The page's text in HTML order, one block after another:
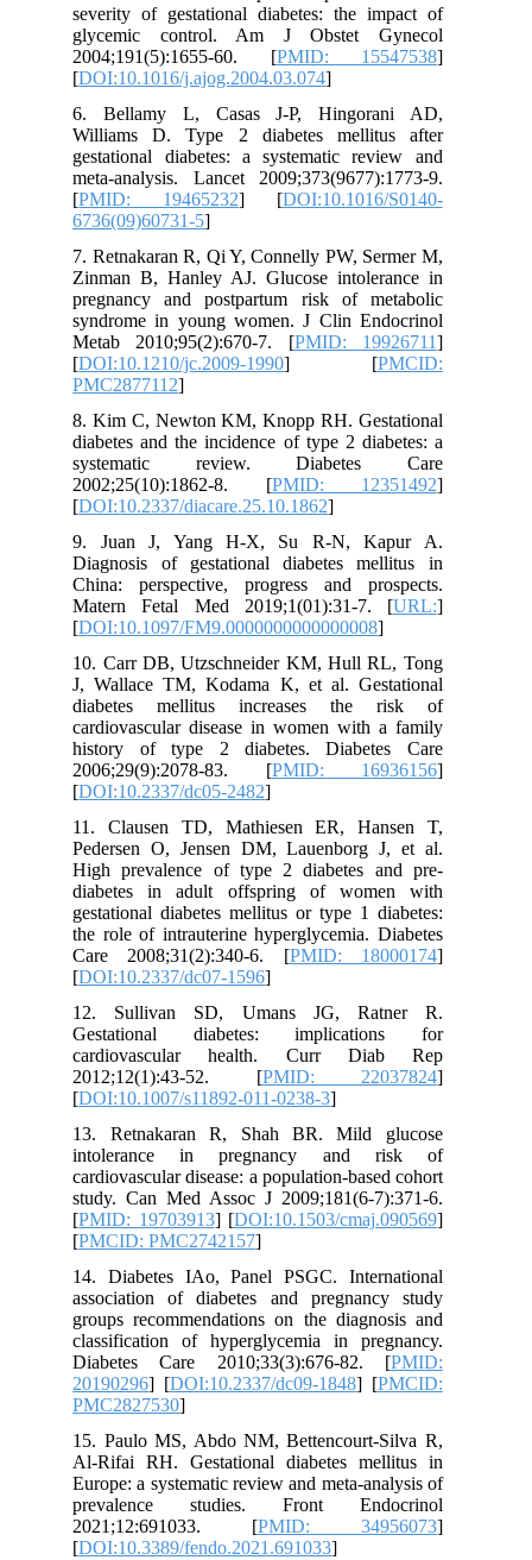
severity of gestational diabetes: the impact of
glycemic control. Am J Obstet Gynecol
2004;191(5):1655-60. [PMID: 15547538
[DOI:10.1016/j.ajog.2004.03.074
6. Bellamy L, Casas J-P, Hingorani AD,
Williams D. Type 2 diabetes mellitus after
gestational diabetes: a systematic review and
meta-analysis. Lancet 2009;373(9677):1773-9.
[PMID: 19465232 ] [DOI:10.1016/S0140-
6736(09)60731-5
7. Retnakaran R, Qi Y, Connelly PW, Sermer M,
Zinman B, Hanley AJ. Glucose intolerance in
pregnancy and postpartum risk of metabolic
syndrome in young women. J Clin Endocrinol
Metab 2010;95(2):670-7. [PMID: 19926711
[DOI:10.1210/jc.2009-1990 ] [PMCID:
PMC2877112
8. Kim C, Newton KM, Knopp RH. Gestational
diabetes and the incidence of type 2 diabetes: a
systematic review. Diabetes Care
2002;25(10):1862-8. [PMID: 12351492
[DOI:10.2337/diacare.25.10.1862
9. Juan J, Yang H-X, Su R-N, Kapur A.
Diagnosis of gestational diabetes mellitus in
China: perspective, progress and prospects.
Matern Fetal Med 2019;1(01):31-7. [URL:
[DOI:10.1097/FM9.0000000000000008
10. Carr DB, Utzschneider KM, Hull RL, Tong
J, Wallace TM, Kodama K, et al. Gestational
diabetes mellitus increases the risk of
cardiovascular disease in women with a family
history of type 2 diabetes. Diabetes Care
2006;29(9):2078-83. [PMID: 16936156
[DOI:10.2337/dc05-2482
11. Clausen TD, Mathiesen ER, Hansen T,
Pedersen O, Jensen DM, Lauenborg J, et al.
High prevalence of type 2 diabetes and pre-
diabetes in adult offspring of women with
gestational diabetes mellitus or type 1 diabetes:
the role of intrauterine hyperglycemia. Diabetes
Care 2008;31(2):340-6. [PMID: 18000174
[DOI:10.2337/dc07-1596
12. Sullivan SD, Umans JG, Ratner R.
Gestational diabetes: implications for
cardiovascular health. Curr Diab Rep
2012;12(1):43-52. [PMID: 22037824
[DOI:10.1007/s11892-011-0238-3
13. Retnakaran R, Shah BR. Mild glucose
intolerance in pregnancy and risk of
cardiovascular disease: a population-based cohort
study. Can Med Assoc J 2009;181(6-7):371-6.
[PMID: 19703913 ] [DOI:10.1503/cmaj.090569
[PMCID: PMC2742157
14. Diabetes IAo, Panel PSGC. International
association of diabetes and pregnancy study
groups recommendations on the diagnosis and
classification of hyperglycemia in pregnancy.
Diabetes Care 2010;33(3):676-82. [PMID:
20190296 ] [DOI:10.2337/dc09-1848 ] [PMCID:
PMC2827530
15. Paulo MS, Abdo NM, Bettencourt-Silva R,
Al-Rifai RH. Gestational diabetes mellitus in
Europe: a systematic review and meta-analysis of
prevalence studies. Front Endocrinol
2021;12:691033. [PMID: 34956073
[DOI:10.3389/fendo.2021.691033